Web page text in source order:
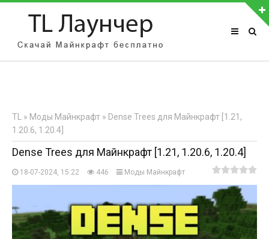
АВТОРИЗАЦИЯ НА САЙТЕ
Регистрация
TL » Моды Майнкрафт » Dense Trees для Майнкрафт [1.21,
1.20.6, 1.20.4]
Dense Trees для Майнкрафт [1.21, 1.20.6, 1.20.4]
18-07-2024, 15:22 446 Моды Майнкрафт